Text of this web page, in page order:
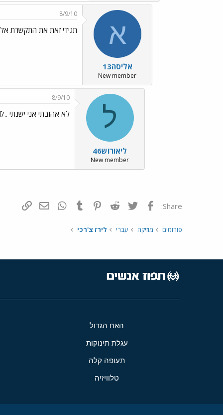
א
אליסה13
New member
8/9/10
תגידי זאת את התקשרת אליי ב10:30
ל
ליאורוש46
New member
8/9/10
לא אהובתי אני ישנתי ../images/Emo6.gif
Share: פייסבוק Twitter
Reddit
Pinterest
Tumblr
WhatsApp
דואר
פורומים מוזיקה עברי לירז צ'רכי
האח הגדול
עגלת תינוקות
תעופה קלה
טלוויזיה